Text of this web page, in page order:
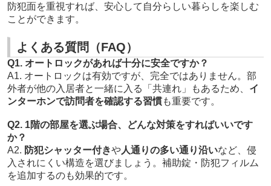
防犯面を重視すれば、安心して自分らしい暮らしを楽しむ
ことができます。
よくある質問（FAQ）
Q1. オートロックがあれば十分に安全ですか？
A1. オートロックは有効ですが、完全ではありません。部
外者が他の入居者と一緒に入る「共連れ」もあるため、 イ
ンターホンで訪問者を確認する習慣も重要です。
Q2. 1階の部屋を選ぶ場合、どんな対策をすればいいです
か？
A2. 防犯シャッター付きや人通りの多い通り沿いなど、侵
入されにくい構造を選びましょう。補助錠・防犯フィルム
を追加するのも効果的です。